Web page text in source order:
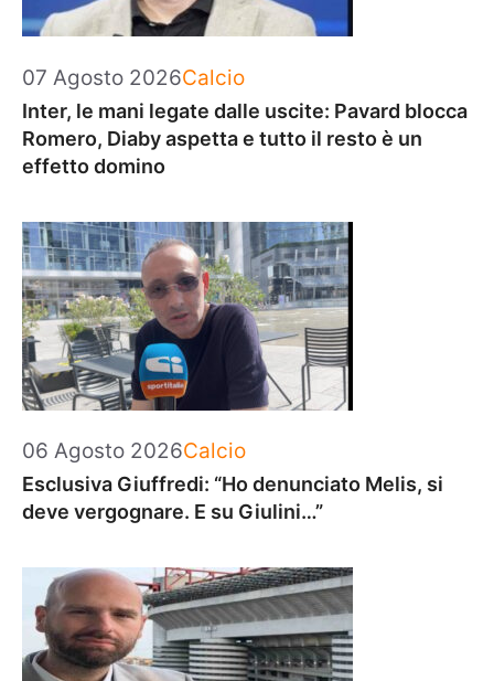
07 Agosto 2026Categorie
Calcio
Inter, le mani legate dalle uscite: Pavard blocca
Romero, Diaby aspetta e tutto il resto è un
effetto domino
06 Agosto 2026Categorie
Calcio
Esclusiva Giuffredi: “Ho denunciato Melis, si
deve vergognare. E su Giulini…”